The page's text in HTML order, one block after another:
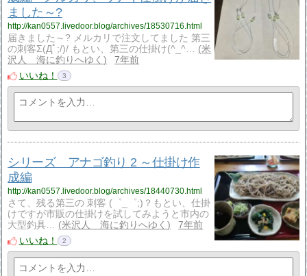
ました～?
http://kan0557.livedoor.blog/archives/18530716.html
届きました～? メルカリで注文してました 第三
の刺客Σ(Дﾟ;/)/ もとい、第三の仕掛け(^_^…
米
沢人 海に釣りへゆく
7年前
いいね！
3
シリーズ アナゴ釣り 2 ～仕掛け作
成編
http://kan0557.livedoor.blog/archives/18440730.html
さて、残る第三の 刺客 (゜_゜;)？もとい、仕掛
けですが市販の仕掛けを試してみようと市内の
大型釣具…
米沢人 海に釣りへゆく
7年前
いいね！
2